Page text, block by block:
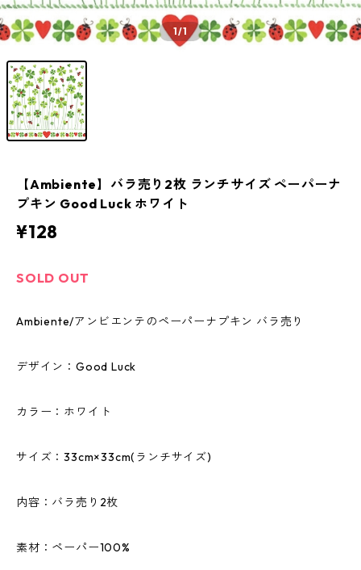
1/1
【Ambiente】バラ売り2枚 ランチサイズ ペーパーナ
プキン Good Luck ホワイト
¥128
SOLD OUT
Ambiente/アンビエンテのペーパーナプキン バラ売り
デザイン：Good Luck
カラー：ホワイト
サイズ：33cm×33cm(ランチサイズ)
内容：バラ売り2枚
素材：ペーパー100%